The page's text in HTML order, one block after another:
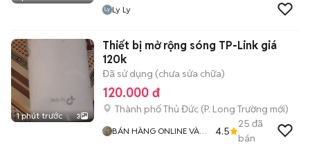
Ly Ly
1 phút trước 3
Thiết bị mở rộng sóng TP-Link giá
120k
Đã sử dụng (chưa sửa chữa)
120.000 đ
Thành phố Thủ Đức (P. Long Trường mới)
BÁN HÀNG ONLINE VÀ
4.5
25 đã
bán